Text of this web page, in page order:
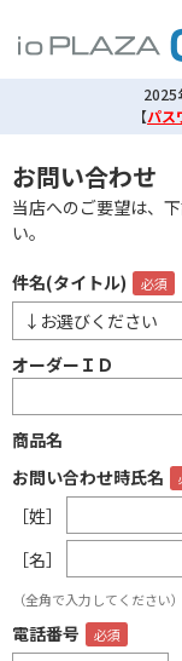
2025
【パス
お問い合わせ
当店へのご要望は、
い。
件名(タイトル)
オーダーＩＤ
商品名
お問い合わせ時氏名
［姓］
［名］
（全角で入力してください）
電話番号